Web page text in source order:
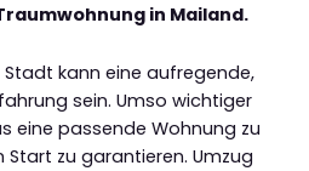
in Mailand.
Stadt kann eine aufregende,
sein. Umso wichtiger
eine passende Wohnung zu
zu garantieren. Umzug